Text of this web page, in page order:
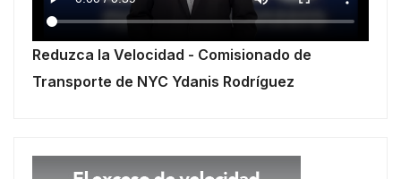
Reduzca la Velocidad - Comisionado de
Transporte de NYC Ydanis Rodríguez